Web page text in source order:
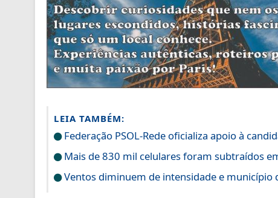
LEIA TAMBÉM:
Federação PSOL-Rede oficializa apoio à
Mais de 830 mil celulares foram subtraídos
Ventos diminuem de intensidade e município